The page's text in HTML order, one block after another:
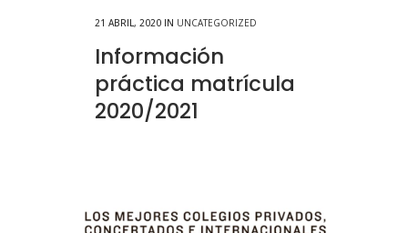
21 ABRIL, 2020 IN UNCATEGORIZED
Información
práctica matrícula
2020/2021